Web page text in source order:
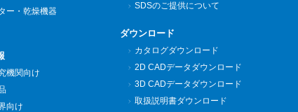
ー・乾燥機器
機関向け
向け
SDSのご提供について
ダウンロード
カタログダウンロード
2D CADデータダウンロード
3D CADデータダウンロード
取扱説明書ダウンロード